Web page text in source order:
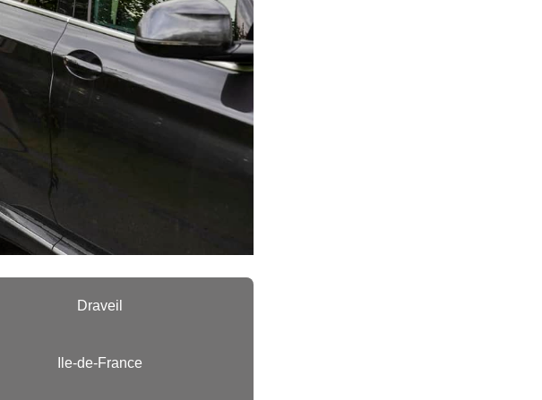
Draveil
Ile-de-France